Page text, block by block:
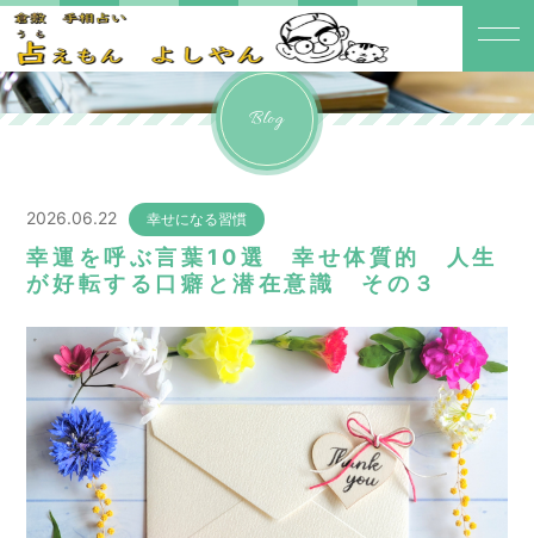
Blog
2026.06.22 幸せになる習慣
幸運を呼ぶ言葉10選 幸せ体質的 人生
が好転する口癖と潜在意識 その３